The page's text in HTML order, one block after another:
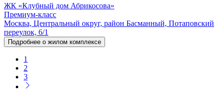
ЖК «Клубный дом Абрикосова»
Премиум-класс
Москва, Центральный округ, район Басманный, Потаповский
переулок, 6/1
Подробнее о жилом комплексе
1
2
3